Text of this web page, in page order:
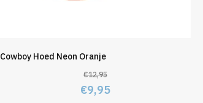
Cowboy Hoed Neon Oranje
€12,95
Oorspronkelijke
€9,95Huidige